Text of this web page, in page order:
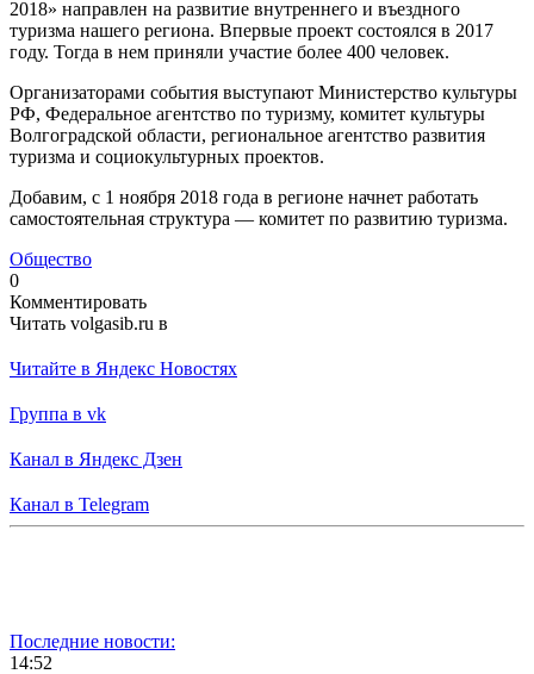
2018» направлен на развитие внутреннего и въездного
туризма нашего региона. Впервые проект состоялся в 2017
году. Тогда в нем приняли участие более 400 человек.
Организаторами события выступают Министерство культуры
РФ, Федеральное агентство по туризму, комитет культуры
Волгоградской области, региональное агентство развития
туризма и социокультурных проектов.
Добавим, с 1 ноября 2018 года в регионе начнет работать
самостоятельная структура — комитет по развитию туризма.
Общество
0
Комментировать
Читать volgasib.ru в
Читайте в Яндекс Новостях
Группа в vk
Канал в Яндекс Дзен
Канал в Telegram
Последние новости:
14:52